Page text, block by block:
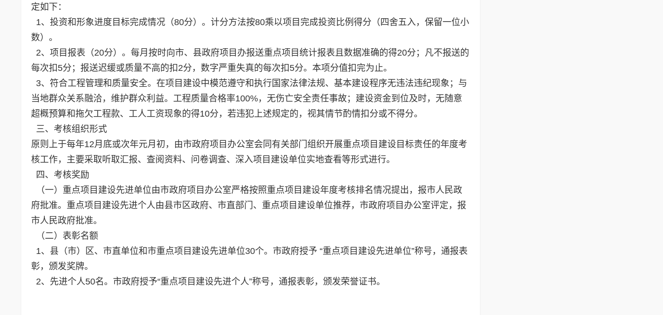
定如下：
1、投资和形象进度目标完成情况（80分）。计分方法按80乘以项目完成投资比例得分（四舍五入，保留一位小
数）。
2、项目报表（20分）。每月按时向市、县政府项目办报送重点项目统计报表且数据准确的得20分；凡不报送的
每次扣5分；报送迟缓或质量不高的扣2分，数字严重失真的每次扣5分。本项分值扣完为止。
3、符合工程管理和质量安全。在项目建设中模范遵守和执行国家法律法规、基本建设程序无违法违纪现象；与
当地群众关系融洽，维护群众利益。工程质量合格率100%，无伤亡安全责任事故；建设资金到位及时，无随意
超概预算和拖欠工程款、工人工资现象的得10分，若违犯上述规定的，视其情节酌情扣分或不得分。
三、考核组织形式
原则上于每年12月底或次年元月初，由市政府项目办公室会同有关部门组织开展重点项目建设目标责任的年度考
核工作，主要采取听取汇报、查阅资料、问卷调查、深入项目建设单位实地查看等形式进行。
四、考核奖励
（一）重点项目建设先进单位由市政府项目办公室严格按照重点项目建设年度考核排名情况提出，报市人民政
府批准。重点项目建设先进个人由县市区政府、市直部门、重点项目建设单位推荐，市政府项目办公室评定，报
市人民政府批准。
（二）表彰名额
1、县（市）区、市直单位和市重点项目建设先进单位30个。市政府授予 “重点项目建设先进单位”称号，通报表
彰，颁发奖牌。
2、先进个人50名。市政府授予“重点项目建设先进个人”称号，通报表彰，颁发荣誉证书。